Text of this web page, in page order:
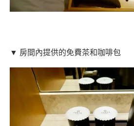
▼ 房間內提供的免費茶和咖啡包